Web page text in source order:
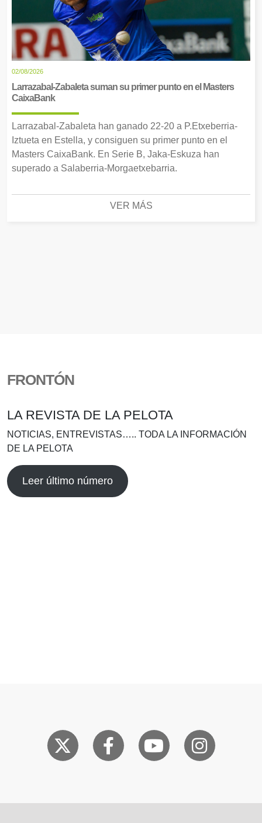
02/08/2026
Larrazabal-Zabaleta suman su primer punto en el Masters
CaixaBank
Larrazabal-Zabaleta han ganado 22-20 a P.Etxeberria-
Iztueta en Estella, y consiguen su primer punto en el
Masters CaixaBank. En Serie B, Jaka-Eskuza han
superado a Salaberria-Morgaetxebarria.
VER MÁS
FRONTÓN
LA REVISTA DE LA PELOTA
NOTICIAS, ENTREVISTAS….. TODA LA INFORMACIÓN
DE LA PELOTA
Leer último número